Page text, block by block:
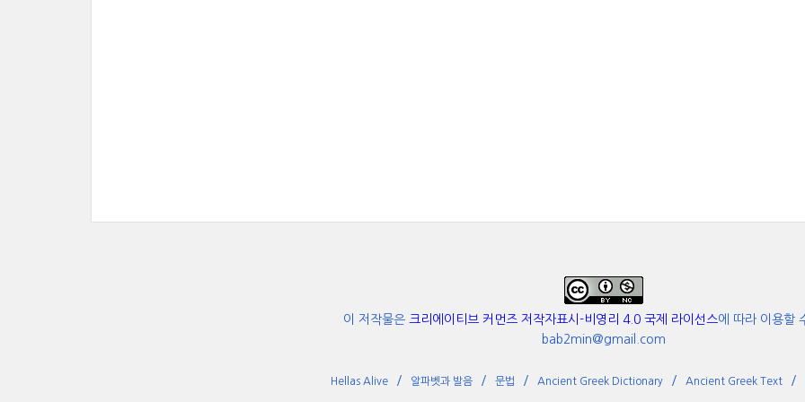
이 저작물은 크리에이티브 커먼즈 저작자표시-비영리 4.0 국제 라이선스에 따라 이용할
bab2min@gmail.com
Hellas Alive 알파벳과 발음 문법 Ancient Greek Dictionary Ancient Greek Text